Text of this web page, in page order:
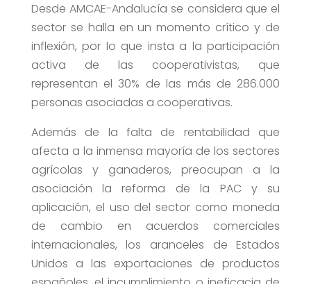
Desde AMCAE-Andalucía se considera que el
sector se halla en un momento crítico y de
inflexión, por lo que insta a la participación
activa de las cooperativistas, que
representan el 30% de las más de 286.000
personas asociadas a cooperativas.
Además de la falta de rentabilidad que
afecta a la inmensa mayoría de los sectores
agrícolas y ganaderos, preocupan a la
asociación la reforma de la PAC y su
aplicación, el uso del sector como moneda
de cambio en acuerdos comerciales
internacionales, los aranceles de Estados
Unidos a las exportaciones de productos